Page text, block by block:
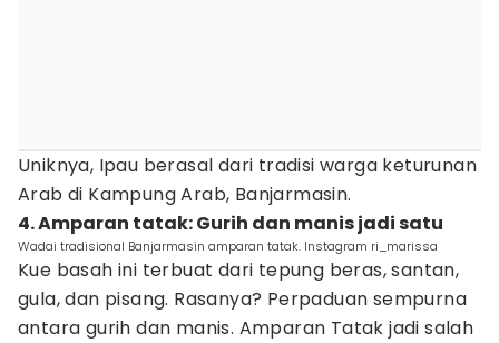
Uniknya, Ipau berasal dari tradisi warga keturunan
Arab di Kampung Arab, Banjarmasin.
4. Amparan tatak: Gurih dan manis jadi satu
Wadai tradisional Banjarmasin amparan tatak. Instagram ri_marissa
Kue basah ini terbuat dari tepung beras, santan,
gula, dan pisang. Rasanya? Perpaduan sempurna
antara gurih dan manis. Amparan Tatak jadi salah